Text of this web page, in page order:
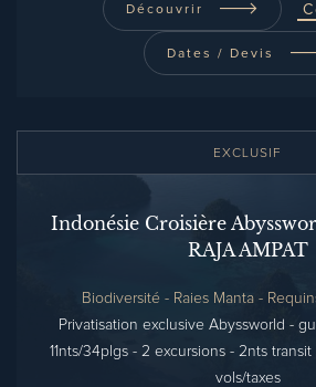
Découvrir
Dates / Devis
EXCLUSIF
Indonésie Croisière
RAJA AMPAT
Biodiversité - Raies Manta -
Privatisation exclusive Abyssworld -
11nts/34plgs - 2 excursions - 2nts
vols/taxes